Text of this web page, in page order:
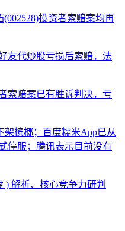
(002528)投资者索赔案均再
友代炒股亏损后索赔，法
索赔案已有胜诉判决，亏
架槟榔；百度糯米App已从
停服；腾讯表示目前没有
) 解析、核心竞争力研判